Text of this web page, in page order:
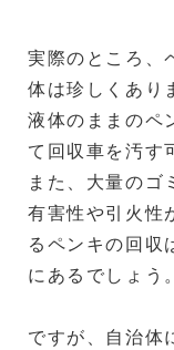
実際のところ、
体は珍しくあり
液体のままのペ
て回収車を汚す
また、大量のゴ
有害性や引火性
るペンキの回収
にあるでしょう。
ですが、自治体